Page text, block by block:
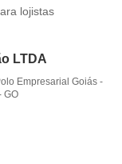
lojistas
LTDA
Empresarial Goiás -
GO